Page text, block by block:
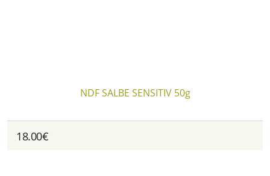
NDF SALBE SENSITIV 50g
18.00€